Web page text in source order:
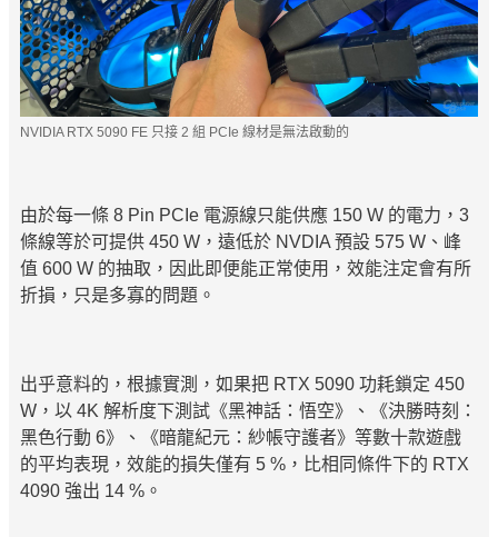
NVIDIA RTX 5090 FE 只接 2 組 PCIe 線材是無法啟動的
由於每一條 8 Pin PCIe 電源線只能供應 150 W 的電力，3
條線等於可提供 450 W，遠低於 NVDIA 預設 575 W、峰
值 600 W 的抽取，因此即便能正常使用，效能注定會有所
折損，只是多寡的問題。
出乎意料的，根據實測，如果把 RTX 5090 功耗鎖定 450
W，以 4K 解析度下測試《黑神話：悟空》、《決勝時刻：
黑色行動 6》、《暗龍紀元：紗帳守護者》等數十款遊戲
的平均表現，效能的損失僅有 5 %，比相同條件下的 RTX
4090 強出 14 %。